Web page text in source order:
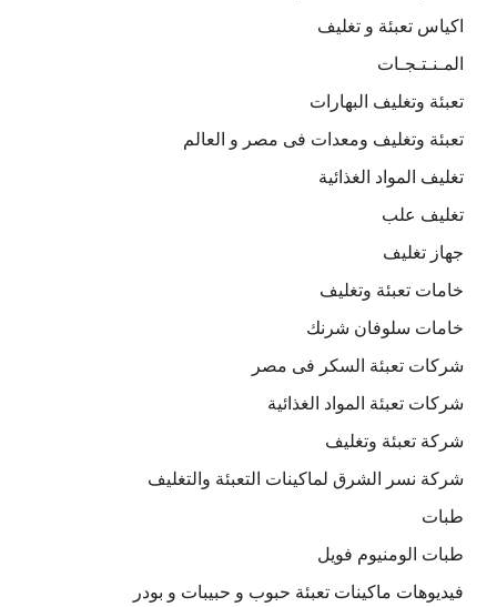
اكياس تعبئة و تغليف
المـنـتـجـات
تعبئة وتغليف البهارات
تعبئة وتغليف ومعدات فى مصر و العالم
تغليف المواد الغذائية
تغليف علب
جهاز تغليف
خامات تعبئة وتغليف
خامات سلوفان شرنك
شركات تعبئة السكر فى مصر
شركات تعبئة المواد الغذائية
شركة تعبئة وتغليف
شركة نسر الشرق لماكينات التعبئة والتغليف
طبات
طبات الومنيوم فويل
فيديوهات ماكينات تعبئة حبوب و حبيبات و بودر